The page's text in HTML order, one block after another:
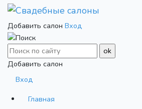
Добавить салон Вход
Добавить салон
Вход
Главная